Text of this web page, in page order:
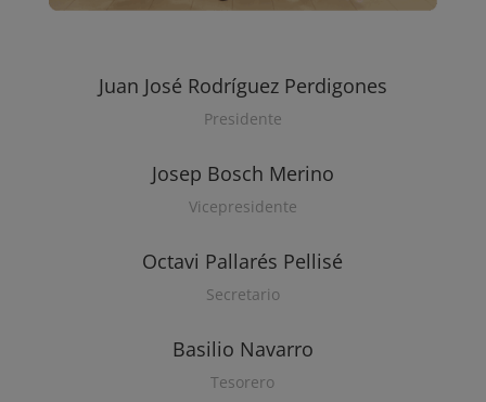
Juan José Rodríguez Perdigones
Presidente
Josep Bosch Merino
Vicepresidente
Octavi Pallarés Pellisé
Secretario
Basilio Navarro
Tesorero